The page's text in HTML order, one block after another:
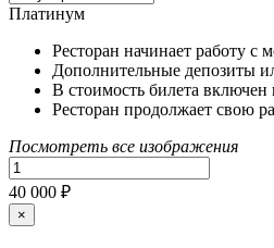
Платинум
Ресторан начинает работу с
Дополнительные депозиты
В стоимость билета включен
Ресторан продолжает свою
Посмотреть все изображения
40 000 ₽
×